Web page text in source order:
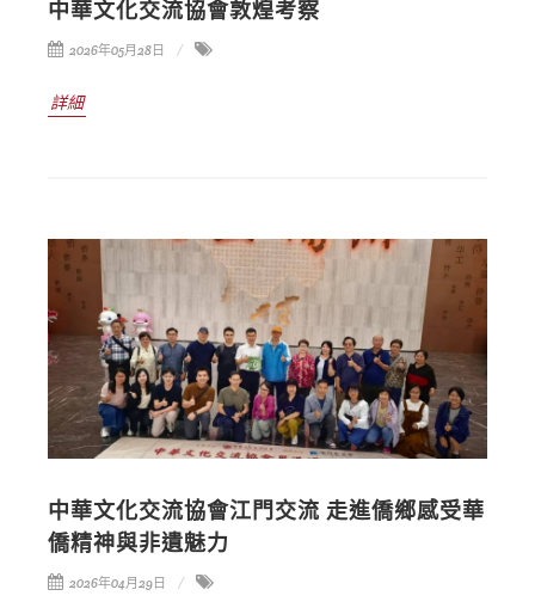
中華文化交流協會敦煌考察
2026年05月28日
詳細
中華文化交流協會江門交流 走進僑鄉感受華
僑精神與非遺魅力
2026年04月29日